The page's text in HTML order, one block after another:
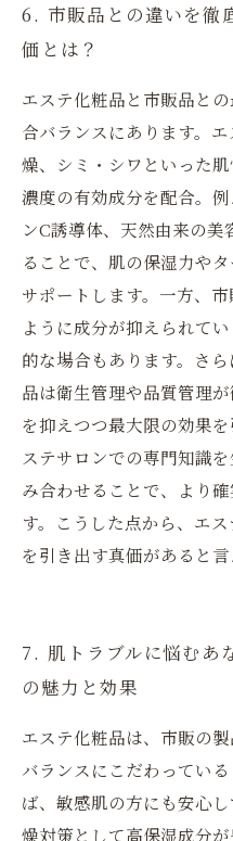
6. 市販品との違いを徹
価とは？
エステ化粧品と市販品と
合バランスにあります。
燥、シミ・シワといった
濃度の有効成分を配合。
ンC誘導体、天然由来の
ることで、肌の保湿力や
サポートします。一方、
ように成分が抑えられて
的な場合もあります。さ
品は衛生管理や品質管理
を抑えつつ最大限の効果
ステサロンでの専門知識
み合わせることで、より
す。こうした点から、エ
を引き出す真価があると言
7. 肌トラブルに悩むあ
の魅力と効果
エステ化粧品は、市販の
バランスにこだわってい
ば、敏感肌の方にも安心
燥対策として高保湿成分